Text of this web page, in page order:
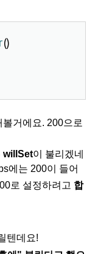
()
거에요. 200으로
willSet이 불리겠네
에는 200이 들어
로 설정하려고 합
텐데요!